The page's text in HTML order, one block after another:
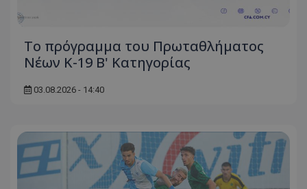
Το πρόγραμμα του Πρωταθλήματος
Νέων Κ-19 Β' Κατηγορίας
03.08.2026 - 14:40